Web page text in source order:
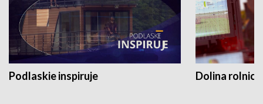
Podlaskie inspiruje Dolina